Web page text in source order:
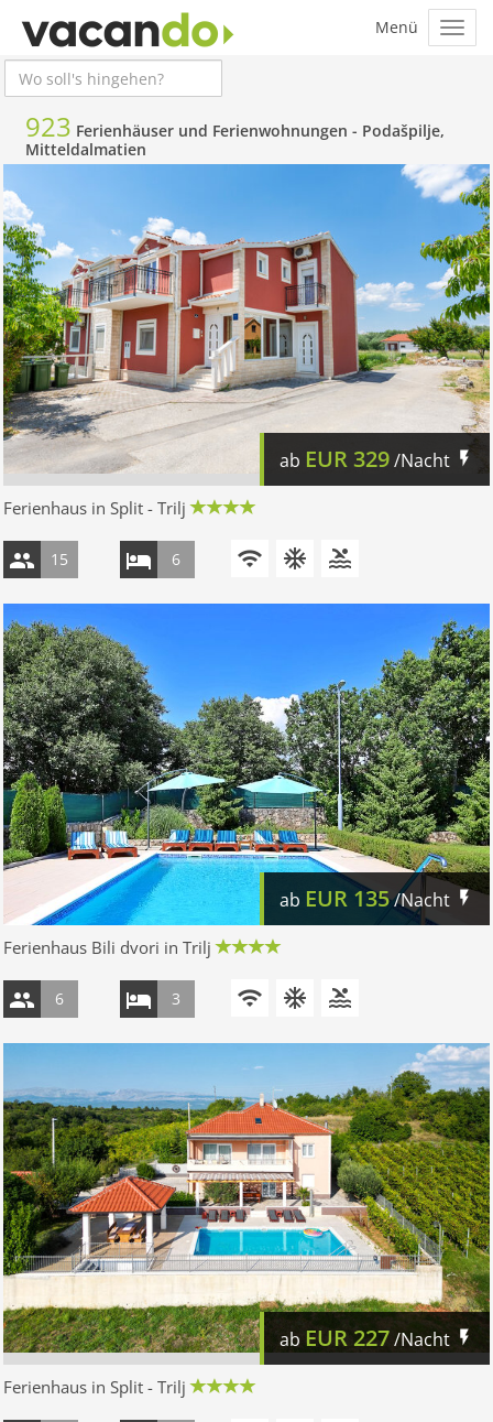
923 Ferienhäuser und Ferienwohnungen - Podašpilje,
Mitteldalmatien
ab EUR329/Nacht
Ferienhaus in Split - Trilj
15 6
ab EUR 135/Nacht
Ferienhaus Bili dvori in Trilj
6 3
ab EUR 227/Nacht
Ferienhaus in Split - Trilj